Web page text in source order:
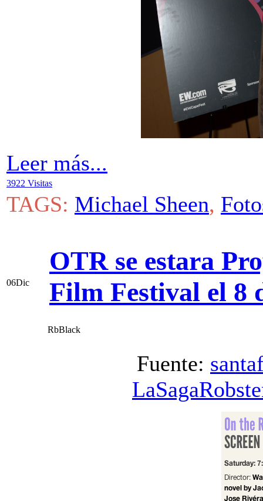
Leer más...
3922 Visitas
TAGS: Michael Sheen,
06Dic
OTR se estara
Film Festival el 8
RbBlack
Fuente: